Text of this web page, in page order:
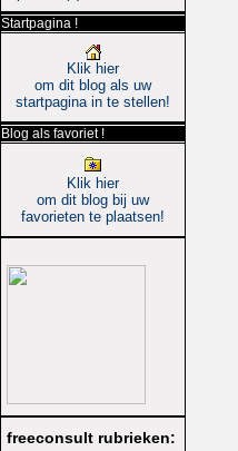
Startpagina !
Klik hier
om dit blog als uw
startpagina in te stellen!
Blog als favoriet !
Klik hier
om dit blog bij uw
favorieten te plaatsen!
freeconsult rubrieken: